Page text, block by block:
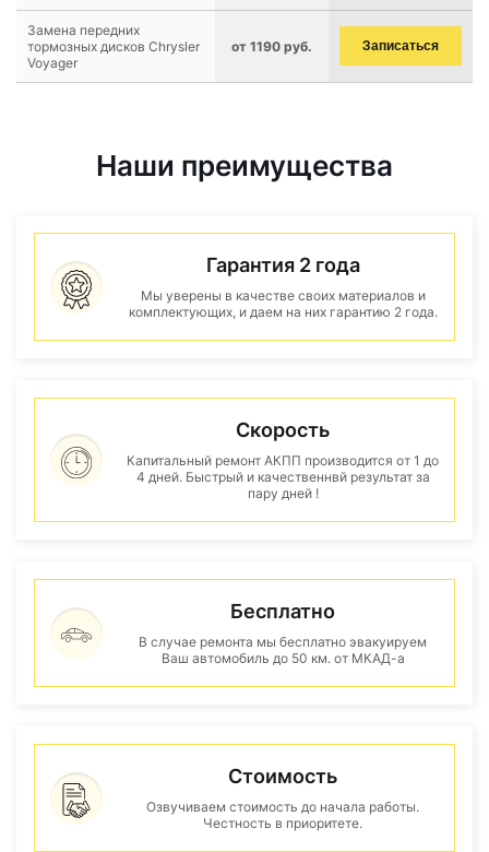
Замена передних
тормозных дисков Chrysler
Voyager
от 1190 руб. Записаться
Наши преимущества
Гарантия 2 года
Мы уверены в качестве своих материалов и
комплектующих, и даем на них гарантию 2 года.
Скорость
Капитальный ремонт АКПП производится от 1 до
4 дней. Быстрый и качественнвй результат за
пару дней !
Бесплатно
В случае ремонта мы бесплатно эвакуируем
Ваш автомобиль до 50 км. от МКАД-а
Стоимость
Озвучиваем стоимость до начала работы.
Честность в приоритете.